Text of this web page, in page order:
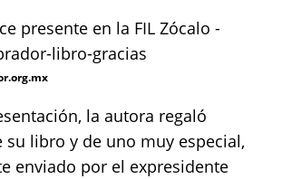
la autora regaló
su libro y de uno muy especial,
enviado por el expresidente